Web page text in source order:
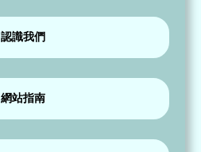
認識我們
網站指南